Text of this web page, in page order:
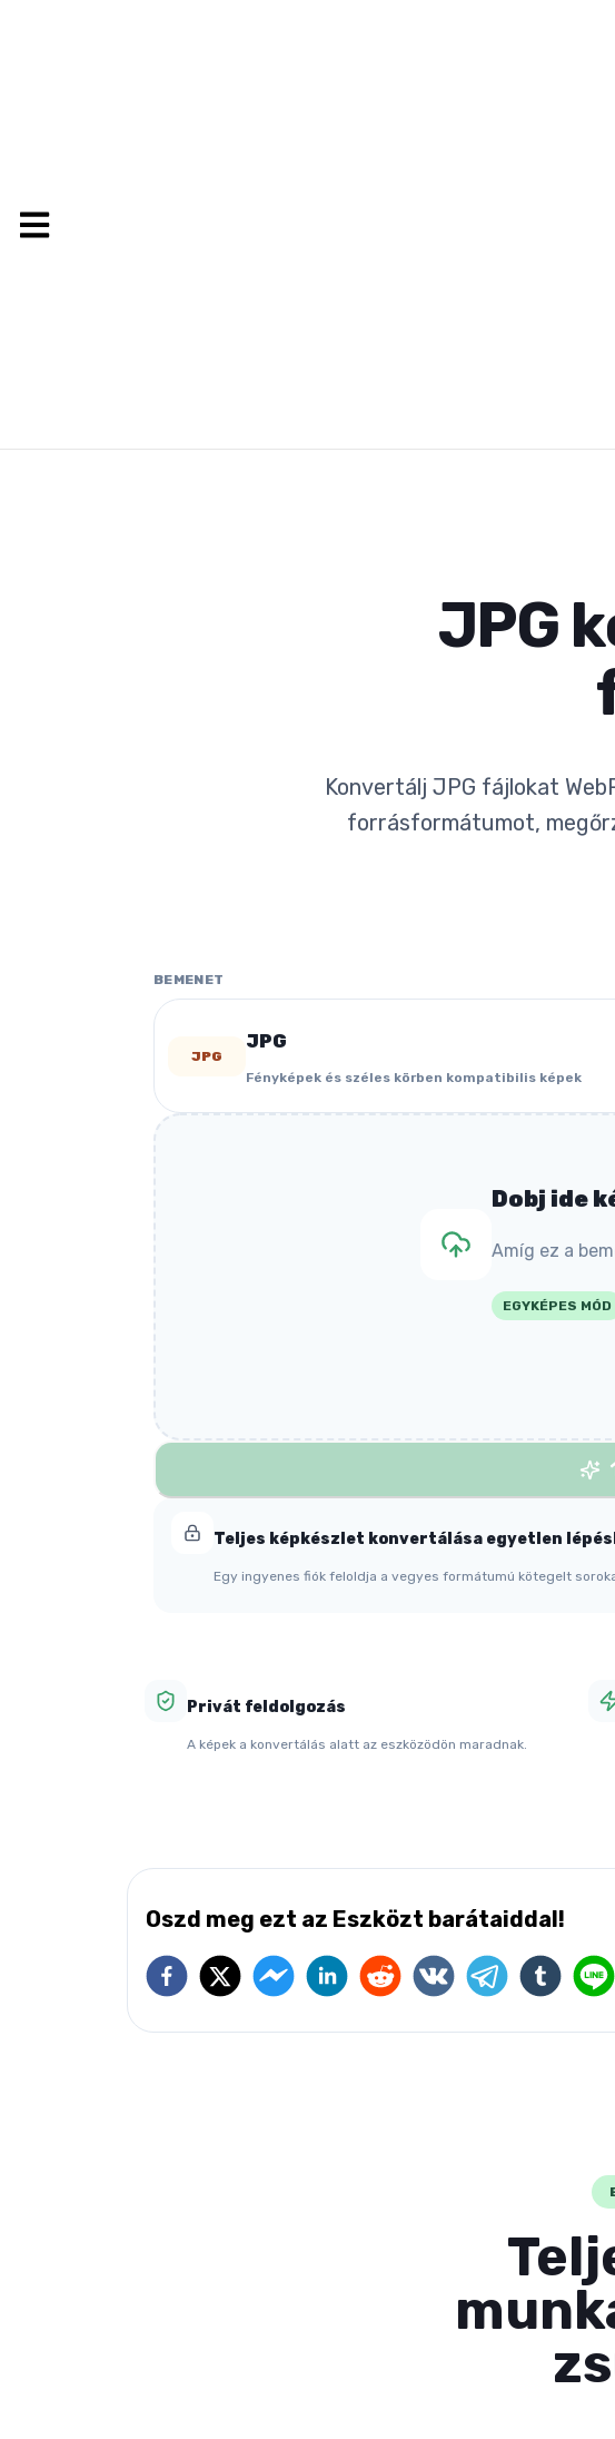
JPG
Konvertálj JPG fájlokat
forrásformátumot,
BEMENET
JPG
JPG
Fényképek és széles körben kompatibilis képek
Dobj ide
Amíg ez a
EGYKÉPES MÓD
Teljes képkészlet konvertálása egyetlen
Egy ingyenes fiók feloldja a vegyes formátumú kötegelt
Privát feldolgozás
A képek a konvertálás alatt az eszközödön maradnak.
Oszd meg ezt az Eszközt barátaiddal!